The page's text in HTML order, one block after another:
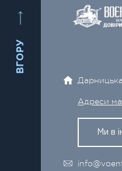
ВГОРУ
Адреси
Ми в